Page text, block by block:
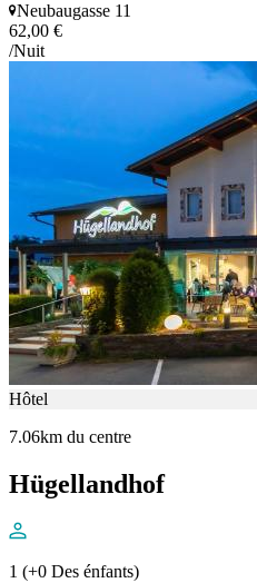
Neubaugasse 11
62,00 €
/Nuit
Hôtel
7.06km du centre
Hügellandhof
1 (+0 Des énfants)